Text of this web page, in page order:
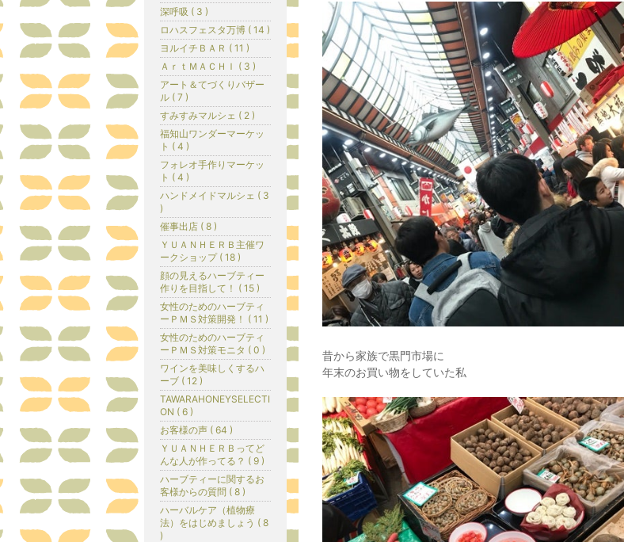
昔から家族で黒門市場に
年末のお買い物をしていた私
深呼吸 ( 3 )
ロハスフェスタ万博 ( 14 )
ヨルイチＢＡＲ ( 11 )
ＡｒｔＭＡＣＨＩ ( 3 )
アート＆てづくりバザー
ル ( 7 )
すみすみマルシェ ( 2 )
福知山ワンダーマーケッ
ト ( 4 )
フォレオ手作りマーケッ
ト ( 4 )
ハンドメイドマルシェ ( 3
)
催事出店 ( 8 )
ＹＵＡＮＨＥＲＢ主催ワ
ークショップ ( 18 )
顔の見えるハーブティー
作りを目指して！ ( 15 )
女性のためのハーブティ
ーＰＭＳ対策開発！ ( 11 )
女性のためのハーブティ
ーＰＭＳ対策モニタ ( 0 )
ワインを美味しくするハ
ーブ ( 12 )
TAWARAHONEYSELECTI
ON ( 6 )
お客様の声 ( 64 )
ＹＵＡＮＨＥＲＢってど
んな人が作ってる？ ( 9 )
ハーブティーに関するお
客様からの質問 ( 8 )
ハーバルケア（植物療
法）をはじめましょう ( 8
)